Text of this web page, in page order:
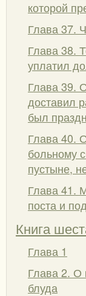
которой
Глава 37.
Глава 38.
уплатил
Глава 39.
доставил
был
Глава 40.
больному
пустыне,
Глава 41.
поста и
Книга
Глава 1
Глава 2. О
блуда